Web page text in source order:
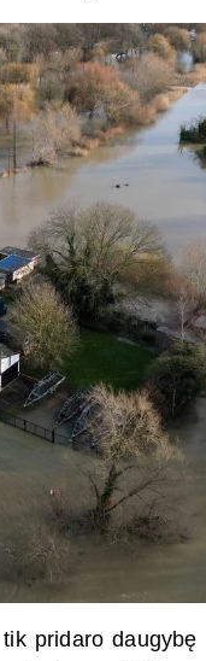
pridaro